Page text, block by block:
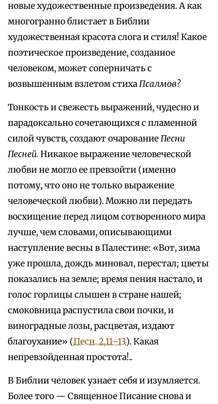
новые художественные произведения. А как
многогранно блистает в Библии
художественная красота слога и стиля! Какое
поэтическое произведение, созданное
человеком, может соперничать с
возвышенным взлетом стихаПсалмов?
Тонкость и свежесть выражений, чудесно и
парадоксально сочетающихся с пламенной
силой чувств, создают очарованиеПесни
Песней. Никакое выражение человеческой
любви не могло ее превзойти (именно
потому, что оно не только выражение
человеческой любви). Можно ли передать
восхищение перед лицом сотворенного мира
лучше, чем словами, описывающими
наступление весны в Палестине: «Вот, зима
уже прошла, дождь миновал, перестал; цветы
показались на земле; время пения настало, и
голос горлицы слышен в стране нашей;
смоковница распустила свои почки, и
виноградные лозы, расцветая, издают
благоухание» (Песн. 2,11–13). Какая
непревзойденная простота!..
В Библии человек узнает себя и изумляется.
Более того — Священное Писание снова и